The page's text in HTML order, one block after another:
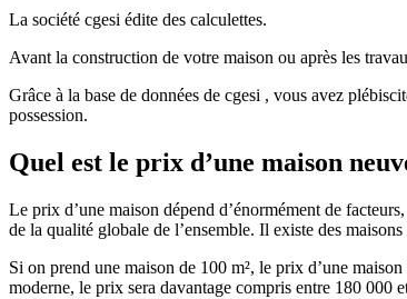
La société cgesi édite des calculettes.
Avant la construction de votre maison ou après les
Grâce à la base de données de cgesi , vous avez
possession.
Quel est le prix d’une maison
Le prix d’une maison dépend d’énormément de
de la qualité globale de l’ensemble. Il existe des
Si on prend une maison de 100 m², le prix d’une
moderne, le prix sera davantage compris entre 180 000